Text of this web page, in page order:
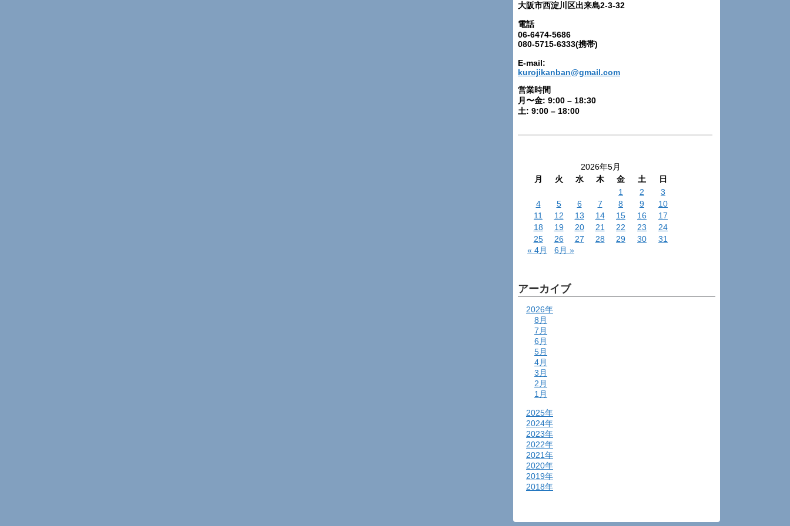
大阪市西淀川区出来島2-3-32
電話
06-6474-5686
080-5715-6333(携帯)
E-mail:
kurojikanban@gmail.com
営業時間
月〜金: 9:00 – 18:30
土: 9:00 – 18:00
2026年5月
月
火 水 木 金 土
日
1
2
3
4
5 6 7 8 9
10
11
12 13 14 15 16
17
18
19 20 21 22 23
24
25
26 27 28 29 30
31
« 4月
6月 »
アーカイブ
2026年
8月
7月
6月
5月
4月
3月
2月
1月
2025年
2024年
2023年
2022年
2021年
2020年
2019年
2018年